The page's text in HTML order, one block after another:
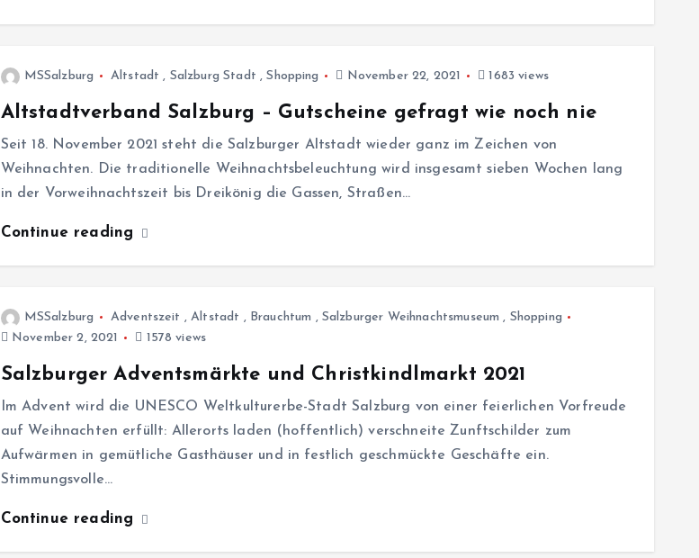
MSSalzburg Altstadt , Salzburg Stadt ,Shopping November 22, 2021 1683 views
Altstadtverband Salzburg – Gutscheine gefragt wie noch nie
Seit 18. November 2021 steht die Salzburger Altstadt wieder ganz im Zeichen von
Weihnachten. Die traditionelle Weihnachtsbeleuchtung wird insgesamt sieben Wochen lang
in der Vorweihnachtszeit bis Dreikönig die Gassen, Straßen…
Continue reading
MSSalzburg Adventszeit ,Altstadt , Brauchtum , Salzburger Weihnachtsmuseum , Shopping
November 2, 2021
1578 views
Salzburger Adventsmärkte und Christkindlmarkt 2021
Im Advent wird die UNESCO Weltkulturerbe-Stadt Salzburg von einer feierlichen Vorfreude
auf Weihnachten erfüllt: Allerorts laden (hoffentlich) verschneite Zunftschilder zum
Aufwärmen in gemütliche Gasthäuser und in festlich geschmückte Geschäfte ein.
Stimmungsvolle…
Continue reading